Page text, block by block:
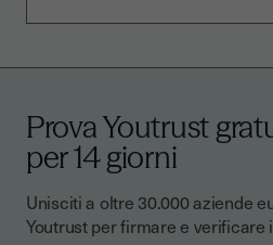
Prova Youtrust
per 14 giorni
Unisciti a oltre 30.000 aziende
Youtrust per firmare e verificare